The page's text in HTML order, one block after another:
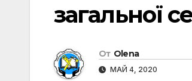
загальної
От Olena
МАЙ 4, 2020